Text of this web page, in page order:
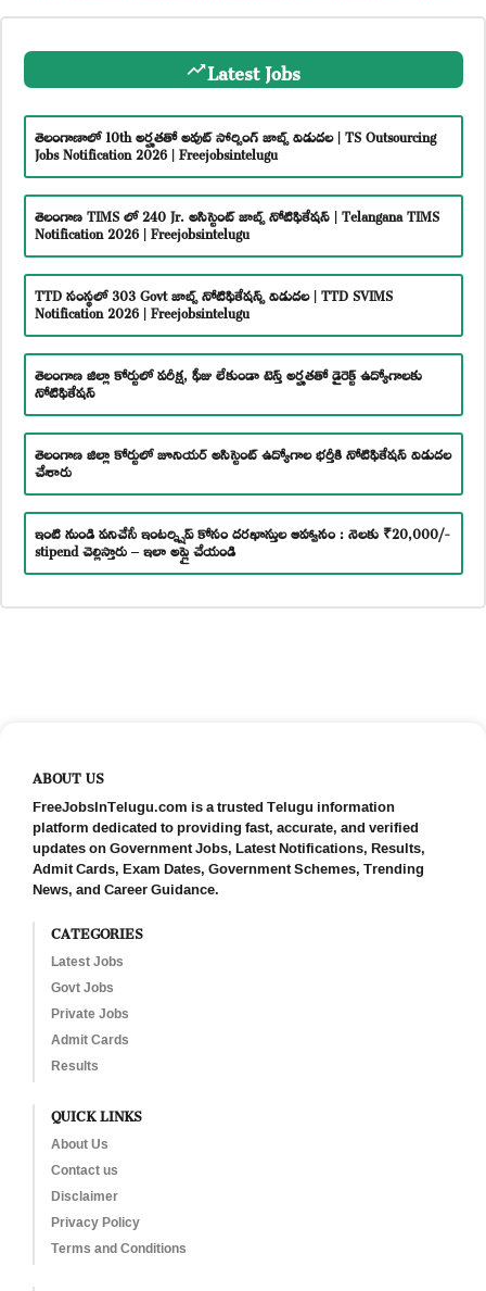
Latest Jobs
తెలంగాణాలో 10th అర్హతతో అవుట్ సోర్సింగ్ జాబ్స్ విడుదల | TS Outsourcing
Jobs Notification 2026 | Freejobsintelugu
తెలంగాణ TIMS లో 240 Jr. అసిస్టెంట్ జాబ్స్ నోటిఫికేషన్ | Telangana TIMS
Notification 2026 | Freejobsintelugu
TTD సంస్థలో 303 Govt జాబ్స్ నోటిఫికేషన్స్ విడుదల | TTD SVIMS
Notification 2026 | Freejobsintelugu
తెలంగాణ జిల్లా కోర్టులో పరీక్ష, ఫీజు లేకుండా టెన్త్ అర్హతతో డైరెక్ట్ ఉద్యోగాలకు
నోటిఫికేషన్
తెలంగాణ జిల్లా కోర్టులో జూనియర్ అసిస్టెంట్ ఉద్యోగాల భర్తీకి నోటిఫికేషన్ విడుదల
చేశారు
ఇంటి నుండి పనిచేసే ఇంటర్న్షిప్ కోసం దరఖాస్తుల ఆహ్వానం : నెలకు ₹20,000/-
stipend చెల్లిస్తారు – ఇలా అప్లై చేయండి
ABOUT US
FreeJobsInTelugu.com is a trusted Telugu information
platform dedicated to providing fast, accurate, and verified
updates on Government Jobs, Latest Notifications, Results,
Admit Cards, Exam Dates, Government Schemes, Trending
News, and Career Guidance.
CATEGORIES
Latest Jobs
Govt Jobs
Private Jobs
Admit Cards
Results
QUICK LINKS
About Us
Contact us
Disclaimer
Privacy Policy
Terms and Conditions